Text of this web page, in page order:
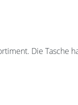
Die Tasche